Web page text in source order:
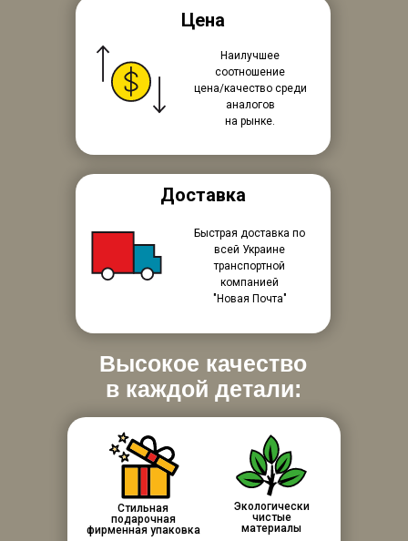
Высокое качество
в каждой детали:
Наилучшее
соотношение
цена/качество среди
аналогов
на рынке.
Быстрая доставка по
всей Украине
транспортной
компанией
"Новая Почта"
Цена
Экологически
чистые
материалы
Стильная
подарочная
фирменная упаковка
Доставка